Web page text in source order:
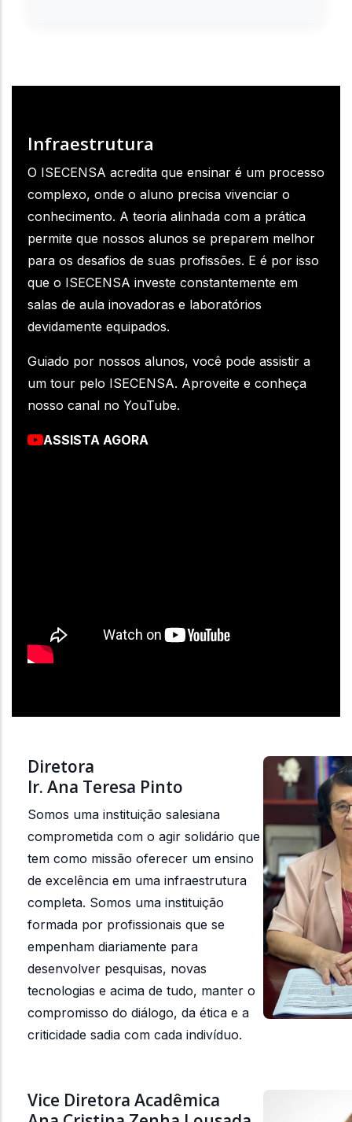
Infraestrutura
O ISECENSA acredita que ensinar é um processo
complexo, onde o aluno precisa vivenciar o
conhecimento. A teoria alinhada com a prática
permite que nossos alunos se preparem melhor
para os desafios de suas profissões. E é por isso
que o ISECENSA investe constantemente em
salas de aula inovadoras e laboratórios
devidamente equipados.
Guiado por nossos alunos, você pode assistir a
um tour pelo ISECENSA. Aproveite e conheça
nosso canal no YouTube.
ASSISTA AGORA
Diretora
Ir. Ana Teresa Pinto
Somos uma instituição salesiana
comprometida com o agir solidário que
tem como missão oferecer um ensino
de excelência em uma infraestrutura
completa. Somos uma instituição
formada por profissionais que se
empenham diariamente para
desenvolver pesquisas, novas
tecnologias e acima de tudo, manter o
compromisso do diálogo, da ética e a
criticidade sadia com cada indivíduo.
Vice Diretora Acadêmica